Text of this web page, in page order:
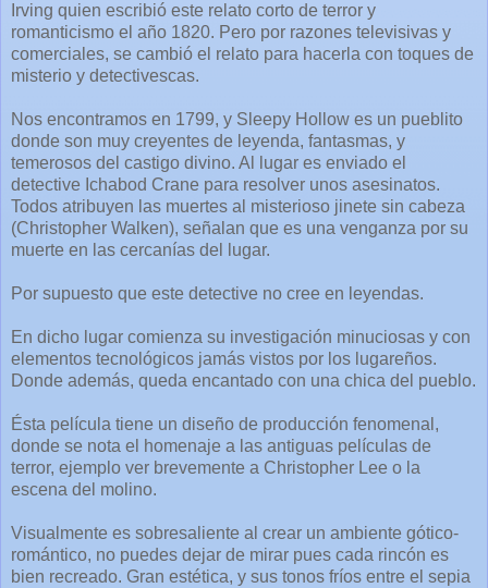
Irving quien escribió este relato corto de terror y
romanticismo el año 1820. Pero por razones televisivas y
comerciales, se cambió el relato para hacerla con toques de
misterio y detectivescas.
Nos encontramos en 1799, y Sleepy Hollow es un pueblito
donde son muy creyentes de leyenda, fantasmas, y
temerosos del castigo divino. Al lugar es enviado el
detective Ichabod Crane para resolver unos asesinatos.
Todos atribuyen las muertes al misterioso jinete sin cabeza
(Christopher Walken), señalan que es una venganza por su
muerte en las cercanías del lugar.
Por supuesto que este detective no cree en leyendas.
En dicho lugar comienza su investigación minuciosas y con
elementos tecnológicos jamás vistos por los lugareños.
Donde además, queda encantado con una chica del pueblo.
Ésta película tiene un diseño de producción fenomenal,
donde se nota el homenaje a las antiguas películas de
terror, ejemplo ver brevemente a Christopher Lee o la
escena del molino.
Visualmente es sobresaliente al crear un ambiente gótico-
romántico, no puedes dejar de mirar pues cada rincón es
bien recreado. Gran estética, y sus tonos fríos entre el sepia